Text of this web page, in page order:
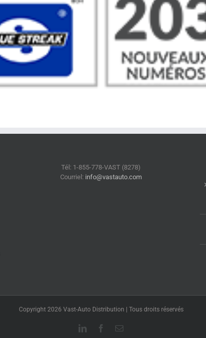
Tél: 1-855-778-VAST (8278)
Courriel: info@vastauto.com
Copyright 2026 Vast-Auto Distribution | Tous droits réservés
LinkedInFacebookCourriel